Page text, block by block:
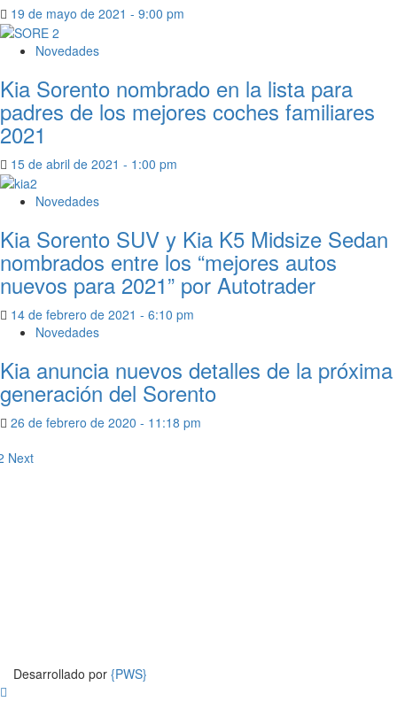
19 de mayo de 2021 - 9:00 pm
Novedades
Kia Sorento nombrado en la lista para
padres de los mejores coches familiares
2021
15 de abril de 2021 - 1:00 pm
Novedades
Kia Sorento SUV y Kia K5 Midsize Sedan
nombrados entre los “mejores autos
nuevos para 2021” por Autotrader
14 de febrero de 2021 - 6:10 pm
Novedades
Kia anuncia nuevos detalles de la próxima
generación del Sorento
26 de febrero de 2020 - 11:18 pm
Next
Desarrollado por {PWS}